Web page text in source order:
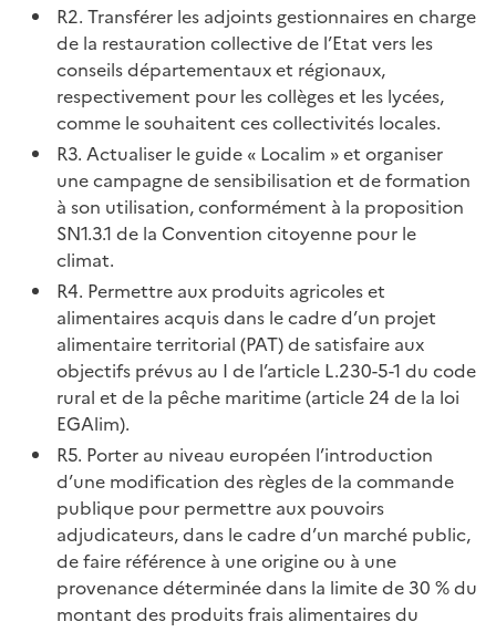
R2. Transférer les adjoints gestionnaires en charge
de la restauration collective de l’Etat vers les
conseils départementaux et régionaux,
respectivement pour les collèges et les lycées,
comme le souhaitent ces collectivités locales.
R3. Actualiser le guide « Localim » et organiser
une campagne de sensibilisation et de formation
à son utilisation, conformément à la proposition
SN1.3.1 de la Convention citoyenne pour le
climat.
R4. Permettre aux produits agricoles et
alimentaires acquis dans le cadre d’un projet
alimentaire territorial (PAT) de satisfaire aux
objectifs prévus au I de l’article L.230-5-1 du code
rural et de la pêche maritime (article 24 de la loi
EGAlim).
R5. Porter au niveau européen l’introduction
d’une modification des règles de la commande
publique pour permettre aux pouvoirs
adjudicateurs, dans le cadre d’un marché public,
de faire référence à une origine ou à une
provenance déterminée dans la limite de 30 % du
montant des produits frais alimentaires du